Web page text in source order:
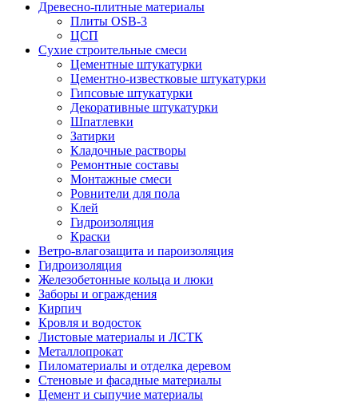
Древесно-плитные материалы
Плиты OSB-3
ЦСП
Сухие строительные смеси
Цементные штукатурки
Цементно-известковые штукатурки
Гипсовые штукатурки
Декоративные штукатурки
Шпатлевки
Затирки
Кладочные растворы
Ремонтные составы
Монтажные смеси
Ровнители для пола
Клей
Гидроизоляция
Краски
Ветро-влагозащита и пароизоляция
Гидроизоляция
Железобетонные кольца и люки
Заборы и ограждения
Кирпич
Кровля и водосток
Листовые материалы и ЛСТК
Металлопрокат
Пиломатериалы и отделка деревом
Стеновые и фасадные материалы
Цемент и сыпучие материалы